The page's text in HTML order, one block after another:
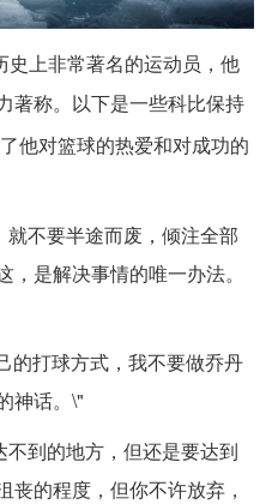
史上非常著名的运动员，他
著称。以下是一些科比保持
他对篮球的热爱和对成功的
不要半途而废，倾注全部
是解决事情的唯一办法。
的打球方式，我不要做乔丹
神话。\"
到的地方，但还是要达到
丧的程度，但你不许放弃，